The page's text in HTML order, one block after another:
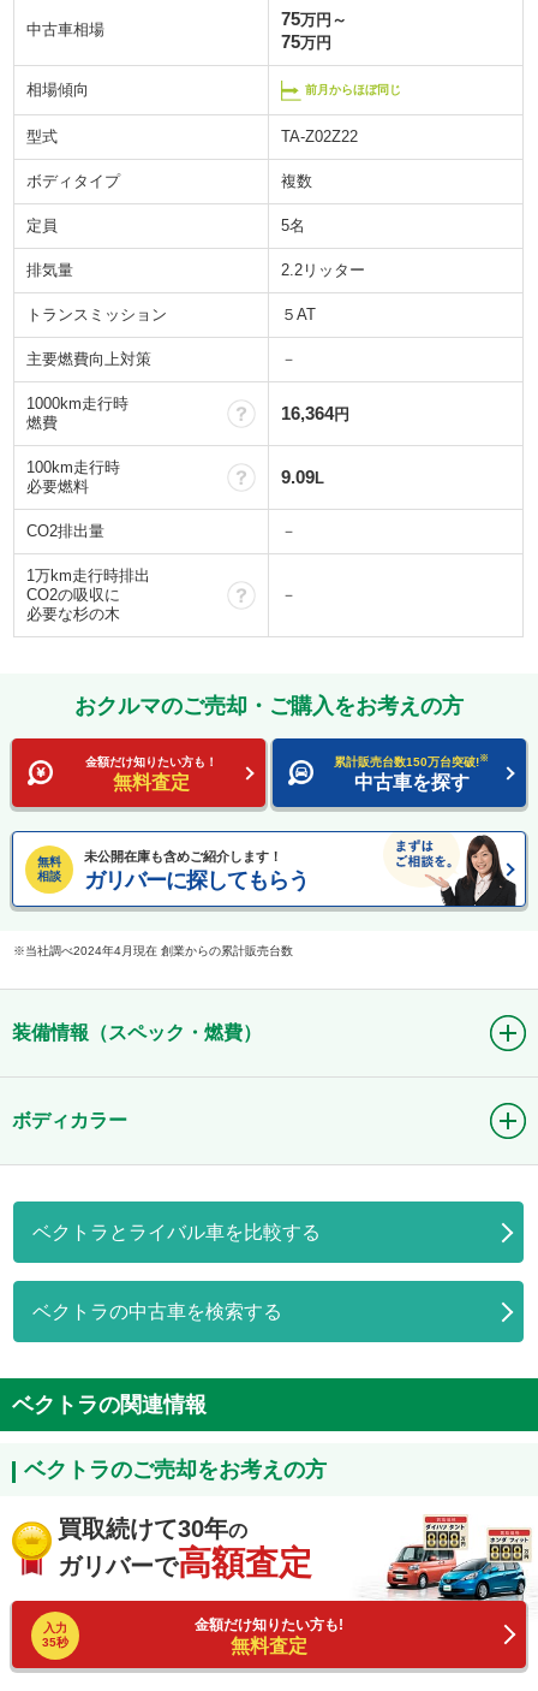
中古車相場
75万円～
75万円
相場傾向 前月からほぼ同じ
型式 TA-Z02Z22
ボディタイプ 複数
定員 5名
排気量 2.2リッター
トランスミッション ５AT
主要燃費向上対策 －
1000km走行時
燃費
？16,364円
100km走行時
必要燃料
？9.09L
CO2排出量 －
1万km走行時排出
CO2の吸収に
必要な杉の木
－
おクルマのご売却・ご購入をお考えの方
金額だけ知りたい方も！
無料査定
累計販売台数150万台突破!※
中古車を探す
無料
相談
未公開在庫も含めご紹介します！
ガリバーに探してもらう
当社調べ2024年4月現在 創業からの累計販売台数
装備情報（スペック・燃費）
ボディカラー
ベクトラとライバル車を比較する
ベクトラの中古車を検索する
ベクトラの関連情報
ベクトラのご売却をお考えの方
買取続けて30年の
ガリバーで高額査定
入力
35秒
金額だけ知りたい方も!
無料査定